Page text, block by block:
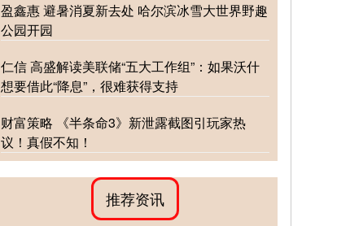
盈鑫惠 避暑消夏新去处 哈尔滨冰雪大世界野趣
公园开园
仁信 高盛解读美联储“五大工作组”：如果沃什
想要借此“降息”，很难获得支持
财富策略 《半条命3》新泄露截图引玩家热
议！真假不知！
推荐资讯